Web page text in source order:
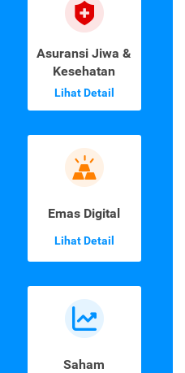
Asuransi Jiwa &
Kesehatan
Lihat Detail
Emas Digital
Lihat Detail
Saham